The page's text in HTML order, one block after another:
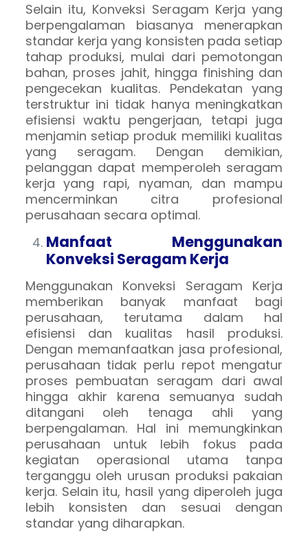
Selain itu, Konveksi Seragam Kerja yang
berpengalaman biasanya menerapkan
standar kerja yang konsisten pada setiap
tahap produksi, mulai dari pemotongan
bahan, proses jahit, hingga finishing dan
pengecekan kualitas. Pendekatan yang
terstruktur ini tidak hanya meningkatkan
efisiensi waktu pengerjaan, tetapi juga
menjamin setiap produk memiliki kualitas
yang seragam. Dengan demikian,
pelanggan dapat memperoleh seragam
kerja yang rapi, nyaman, dan mampu
mencerminkan citra profesional
perusahaan secara optimal.
Manfaat Menggunakan
Konveksi Seragam Kerja
Menggunakan Konveksi Seragam Kerja
memberikan banyak manfaat bagi
perusahaan, terutama dalam hal
efisiensi dan kualitas hasil produksi.
Dengan memanfaatkan jasa profesional,
perusahaan tidak perlu repot mengatur
proses pembuatan seragam dari awal
hingga akhir karena semuanya sudah
ditangani oleh tenaga ahli yang
berpengalaman. Hal ini memungkinkan
perusahaan untuk lebih fokus pada
kegiatan operasional utama tanpa
terganggu oleh urusan produksi pakaian
kerja. Selain itu, hasil yang diperoleh juga
lebih konsisten dan sesuai dengan
standar yang diharapkan.